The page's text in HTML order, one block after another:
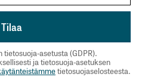
asetusta (GDPR).
ja tietosuoja-asetuksen
tietosuojaselosteesta.